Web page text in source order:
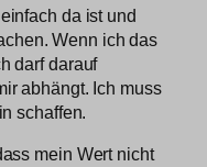
da ist und
Wenn ich das
darf darauf
abhängt. Ich muss
schaffen.
mein Wert nicht